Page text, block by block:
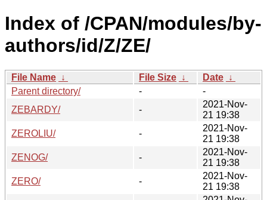
Index of /CPAN/modules/by-
authors/id/Z/ZE/
File Name ↓ File Size ↓ Date ↓
Parent directory/
-
-
ZEBARDY/
-
2021-Nov-
21 19:38
ZEROLIU/
-
2021-Nov-
21 19:38
ZENOG/
-
2021-Nov-
21 19:38
ZERO/
-
2021-Nov-
21 19:38